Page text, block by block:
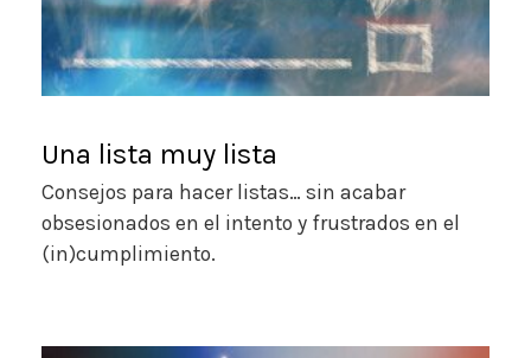
Una lista muy lista
Consejos para hacer listas… sin acabar
obsesionados en el intento y frustrados en el
(in)cumplimiento.